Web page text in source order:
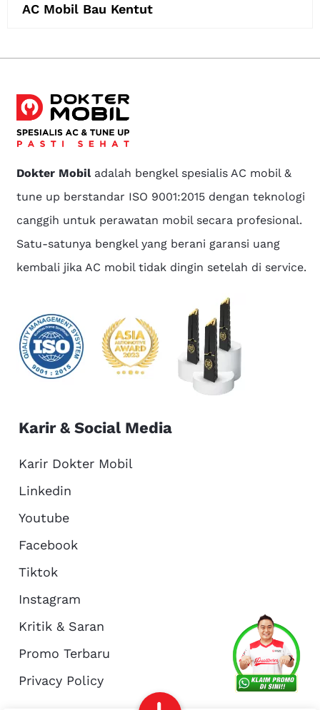
About Us
Reservasi Article
AC Mobil Bau Kentut
Dokter Mobiladalah bengkel spesialis AC mobil &
tune up berstandar ISO 9001:2015 dengan teknologi
canggih untuk perawatan mobil secara profesional.
Satu-satunya bengkel yang berani garansi uang
kembali jika AC mobil tidak dingin setelah di service.
Karir & Social Media
Karir Dokter Mobil
Linkedin
Youtube
Facebook
Tiktok
Instagram
Kritik & Saran
Promo Terbaru
Privacy Policy